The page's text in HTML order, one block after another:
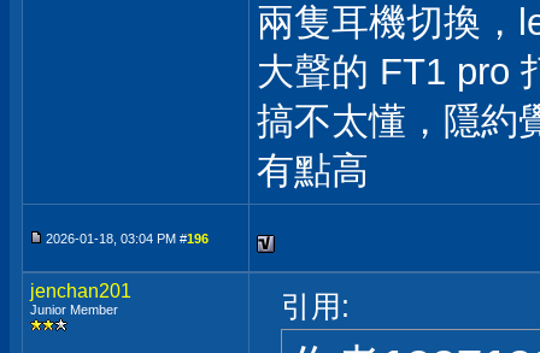
兩隻耳機切換，
大聲的 FT1 pro
搞不太懂，隱約
有點高
2026-01-18, 03:04 PM #196
jenchan201
Junior Member 引用: